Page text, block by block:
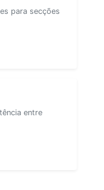
para secções
entre